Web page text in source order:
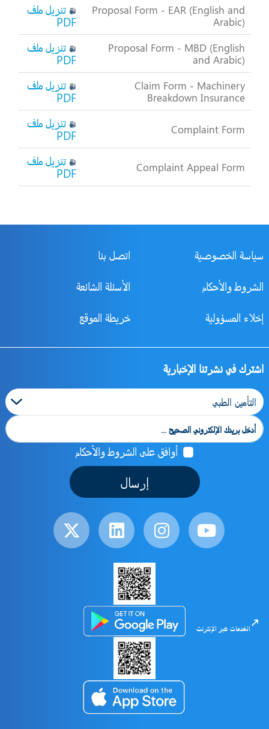
Proposal Form - EAR (English and
Arabic)
تنزيل ملف
PDF
Proposal Form - MBD (English
and Arabic)
تنزيل ملف
PDF
Claim Form - Machinery
Breakdown Insurance
تنزيل ملف
PDF
Complaint Form
تنزيل ملف
PDF
Complaint Appeal Form
تنزيل ملف
PDF
الخدمات عبر الإنترنت
سياسة الخصوصية
الشروط والأحكام
إخلاء المسؤولية
اتصل بنا
الأسئلة الشائعة
خريطة الموقع
اشترك في نشرتنا الإخبارية
Category
أوافق على الشروط والأحكام
إرسال